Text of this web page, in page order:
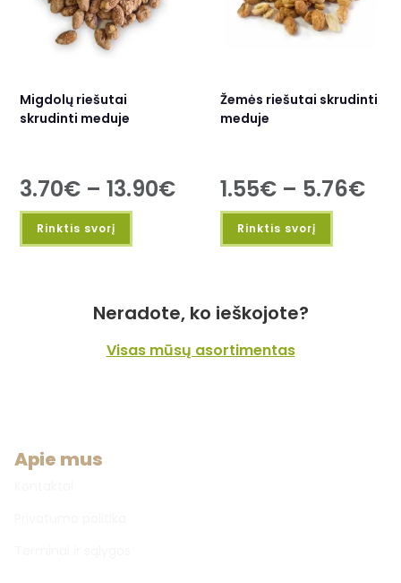
Migdolų riešutai
skrudinti meduje
3.70€ – 13.90€
Rinktis svorį
Žemės riešutai skrudinti
meduje
1.55€ – 5.76€
Rinktis svorį
Neradote, ko ieškojote?
Visas mūsų asortimentas
Apie mus